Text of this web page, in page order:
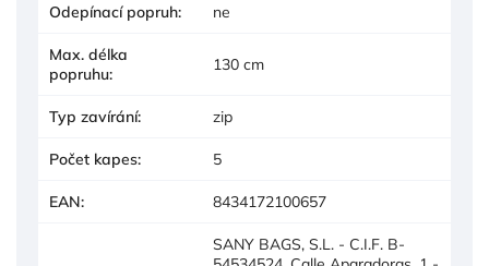
Odepínací popruh: ne
Max. délka
popruhu: 130 cm
Typ zavírání: zip
Počet kapes: 5
EAN: 8434172100657
SANY BAGS, S.L. - C.I.F. B-